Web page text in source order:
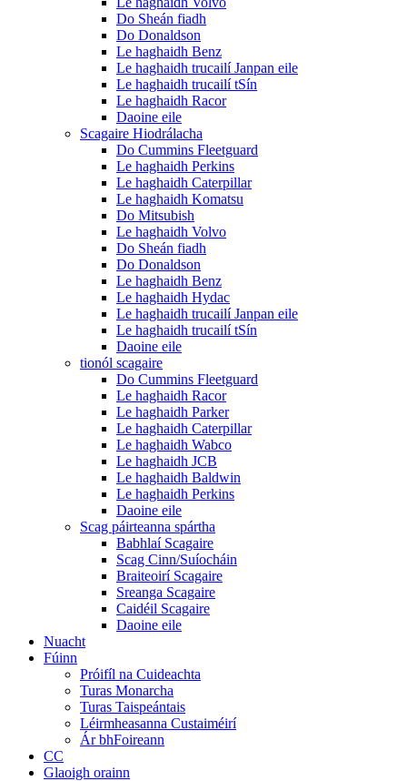
Do Sheán fiadh
Do Donaldson
Le haghaidh Benz
Le haghaidh trucailí Janpan eile
Le haghaidh trucailí tSín
Le haghaidh Racor
Daoine eile
Scagaire Hiodrálacha
Do Cummins Fleetguard
Le haghaidh Perkins
Le haghaidh Caterpillar
Le haghaidh Komatsu
Do Mitsubish
Le haghaidh Volvo
Do Sheán fiadh
Do Donaldson
Le haghaidh Benz
Le haghaidh Hydac
Le haghaidh trucailí Janpan eile
Le haghaidh trucailí tSín
Daoine eile
tionól scagaire
Do Cummins Fleetguard
Le haghaidh Racor
Le haghaidh Parker
Le haghaidh Caterpillar
Le haghaidh Wabco
Le haghaidh JCB
Le haghaidh Baldwin
Le haghaidh Perkins
Daoine eile
Scag páirteanna spártha
Babhlaí Scagaire
Scag Cinn/Suíocháin
Braiteoirí Scagaire
Sreanga Scagaire
Caidéil Scagaire
Daoine eile
Nuacht
Fúinn
Próifíl na Cuideachta
Turas Monarcha
Turas Taispeántais
Léirmheasanna Custaiméirí
Ár bhFoireann
CC
Glaoigh orainn